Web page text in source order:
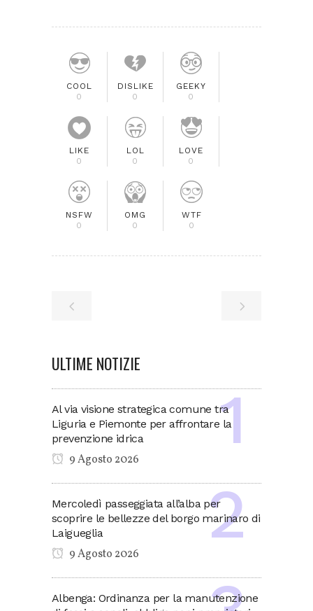
COOL
0
DISLIKE
0
GEEKY
0
LIKE
0
LOL
0
LOVE
0
NSFW
0
OMG
0
WTF
0
ULTIME NOTIZIE
Al via visione strategica comune tra
Liguria e Piemonte per affrontare la
prevenzione idrica
9 Agosto 2026
Mercoledì passeggiata all’alba per
scoprire le bellezze del borgo marinaro di
Laigueglia
9 Agosto 2026
Albenga: Ordinanza per la manutenzione